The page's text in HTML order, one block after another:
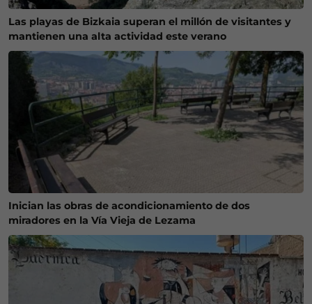
Las playas de Bizkaia superan el millón de visitantes y
mantienen una alta actividad este verano
Inician las obras de acondicionamiento de dos
miradores en la Vía Vieja de Lezama